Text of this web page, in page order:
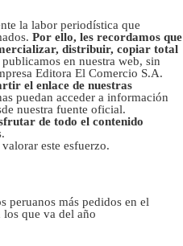
la labor periodística que
Por ello, les recordamos que
distribuir, copiar total
publicamos en nuestra web, sin
Editora El Comercio S.A.
el enlace de nuestras
puedan acceder a información
nuestra fuente oficial.
de todo el contenido
este esfuerzo.
peruanos más pedidos en el
los que va del año